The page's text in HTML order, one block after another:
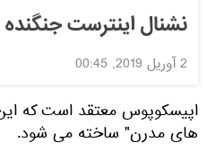
نشنال اینترست جنگنده میگ-29 را
2 آوریل 2019, 00:45
اپیسکوپوس معتقد است که
های مدرن" ساخته می شود.